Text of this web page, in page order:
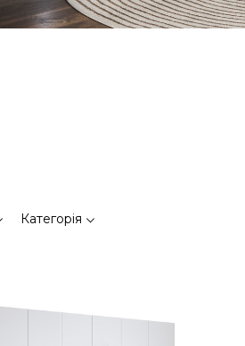
Категорія